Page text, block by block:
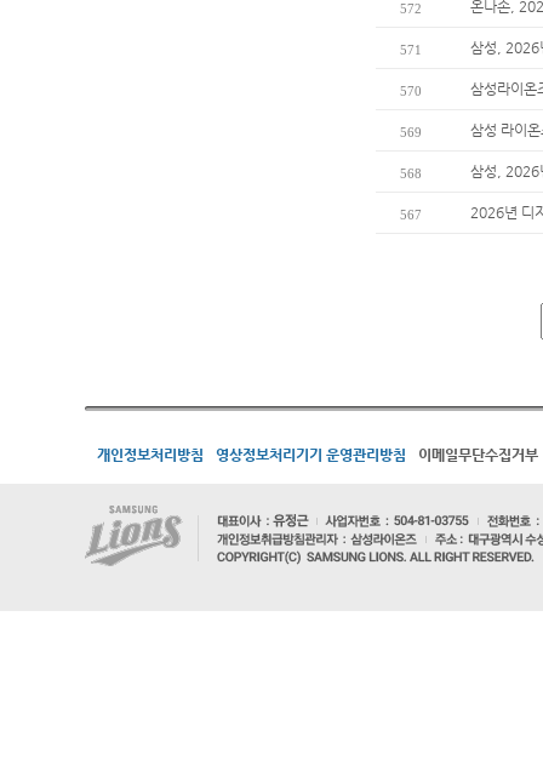
572 온나손,
571 삼성, 2026
570 삼성라이온
569 삼성 라이
568 삼성, 2026
567 2026년 디
개인정보처리방침 영상정보처리기기 운영관리방침 이메일무단수집거부